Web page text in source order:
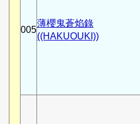
005
薄櫻鬼蒼焰錄
((HAKUOUKI))